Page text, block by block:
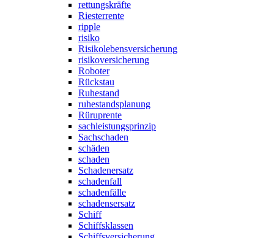
rettungskräfte
Riesterrente
ripple
risiko
Risikolebensversicherung
risikoversicherung
Roboter
Rückstau
Ruhestand
ruhestandsplanung
Rüruprente
sachleistungsprinzip
Sachschaden
schäden
schaden
Schadenersatz
schadenfall
schadenfälle
schadensersatz
Schiff
Schiffsklassen